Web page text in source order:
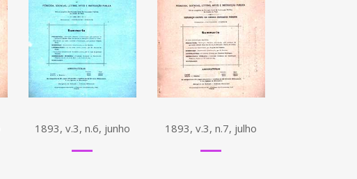
1893, v.3, n.6, junho 1893, v.3, n.7, julho